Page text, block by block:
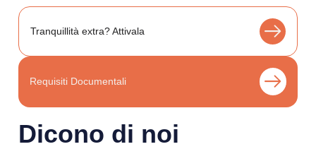
Tranquillità extra? Attivala
Requisiti Documentali
Dicono di noi